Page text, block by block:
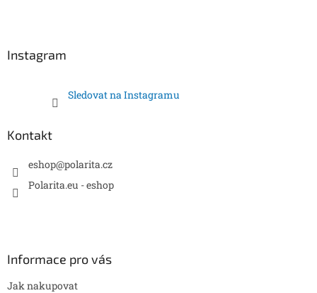
Instagram
Sledovat na Instagramu
Kontakt
eshop@polarita.cz
Polarita.eu - eshop
Informace pro vás
Jak nakupovat